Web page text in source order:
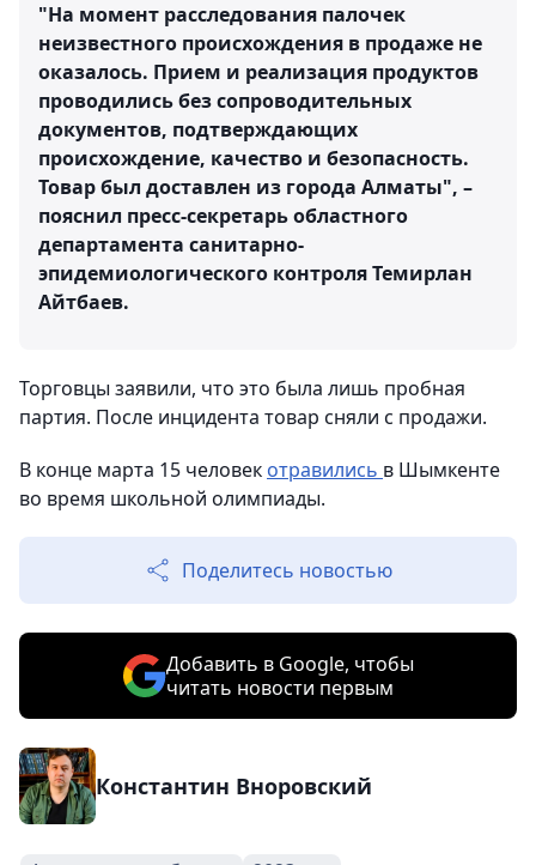
"На момент расследования палочек
неизвестного происхождения в продаже не
оказалось. Прием и реализация продуктов
проводились без сопроводительных
документов, подтверждающих
происхождение, качество и безопасность.
Товар был доставлен из города Алматы", –
пояснил пресс-секретарь областного
департамента санитарно-
эпидемиологического контроля Темирлан
Айтбаев.
Торговцы заявили, что это была лишь пробная
партия. После инцидента товар сняли с продажи.
В конце марта 15 человек отравились в Шымкенте
во время школьной олимпиады.
Поделитесь новостью
Добавить в Google, чтобы
читать новости первым
Константин Вноровский